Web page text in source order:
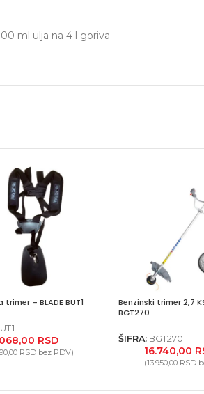
ml ulja na 4 l goriva
– BLADE BUT1
RSD
RSD bez PDV)
Benzinski trimer 2,7
BGT270
ŠIFRA: BGT270
16.740,00
(13.950,00 RSD